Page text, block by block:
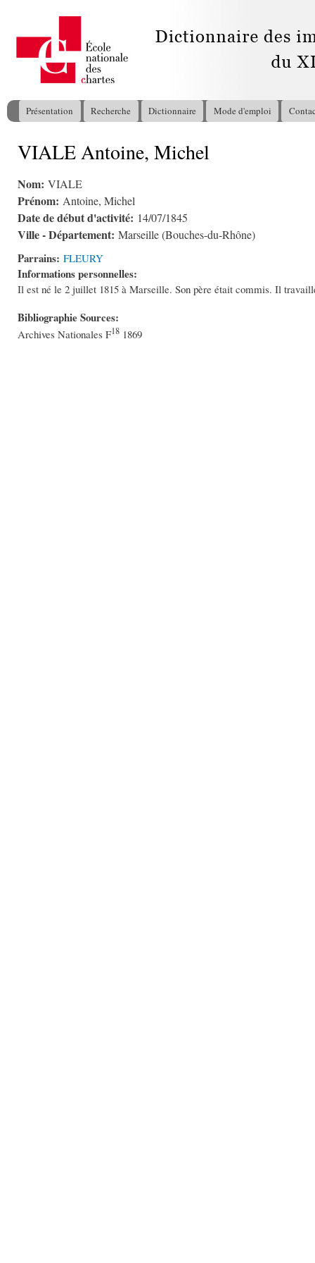
Menu principal
Présentation Recherche Dictionnaire Mode d'emploi
Vous êtes ici
VIALE Antoine, Michel
Nom: VIALE
Prénom: Antoine, Michel
Date de début d'activité: 14/07/1845
Ville - Département: Marseille (Bouches-du-Rhône)
Parrains: FLEURY
Informations personnelles:
Il est né le 2 juillet 1815 à Marseille. Son père était commis. Il
Bibliographie Sources:
Archives Nationales F18 1869